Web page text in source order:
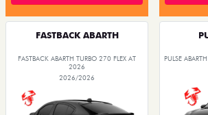
FASTBACK ABARTH
FASTBACK ABARTH TURBO 270 FLEX AT
2026
2026/2026
PULSE